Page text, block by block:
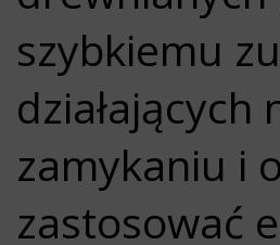
szybkiemu
zamykaniu i
zastosować